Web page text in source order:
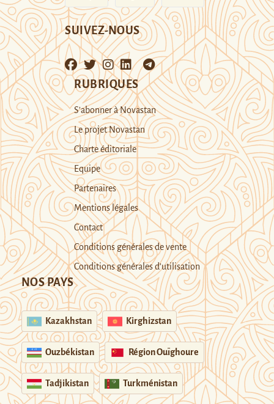
SUIVEZ-NOUS
RUBRIQUES
S’abonner à Novastan
Le projet Novastan
Charte éditoriale
Equipe
Partenaires
Mentions légales
Contact
Conditions générales de vente
Conditions générales d’utilisation
NOS PAYS
Kazakhstan Kirghizstan
Ouzbékistan Région Ouïghoure
Tadjikistan Turkménistan